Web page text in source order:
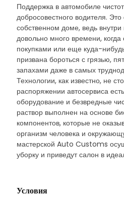
Поддержка в автомобиле
добросовестного водителя.
собственном доме, ведь
довольно много времени,
покупками или еще куда-
призвана бороться с грязью,
запахами даже в самых
Технологии, как известно, не
распоряжении автосервиса
оборудование и безвредные
раствор выполнен на основе
компонентов, которые не
организм человека и
мастерской Auto Customs
уборку и приведут салон в
Условия